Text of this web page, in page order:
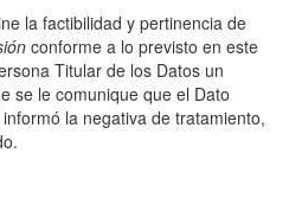
la factibilidad y pertinencia de
conforme a lo previsto en este
Titular de los Datos un
se le comunique que el Dato
la negativa de tratamiento,